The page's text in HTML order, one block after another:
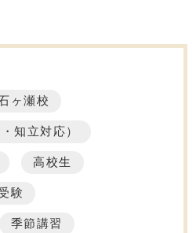
ヶ瀬校
知立対応）
高校生
験
季節講習